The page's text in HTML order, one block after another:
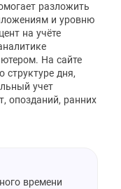
разложить
и уровню
на учёте
На сайте
структуре дня,
учет
опозданий, ранних
времени